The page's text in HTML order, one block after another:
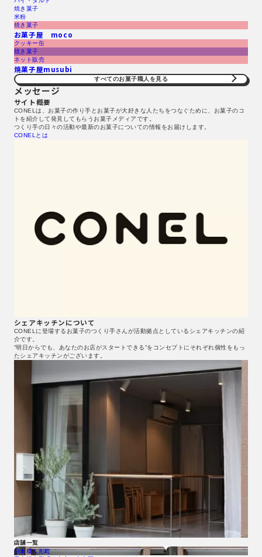
焼き菓子
米粉
焼き菓子
お菓子屋 moco
クッキー缶
焼き菓子
ネット販売
焼菓子屋musubi
すべてのお菓子職人を見る​
メッセージ
サイト概要
CONELは、お菓子の作り手とお菓子が大好きな人たちをつなぐために、お菓子のコ
トを紹介して発見してもらうお菓子メディアです。
つくり手の日々の活動や最新のお菓子についての情報をお届けします。
CONELとは
シェアキッチンについて
CONELに登場するお菓子のつくり手さんが活動拠点としているシェアキッチンの紹
介です。
”明日からでも、あなたのお店がスタートできる”をコンセプトにそれぞれ個性をもっ
たシェアキッチンがございます。
店舗一覧
日本橋人形町